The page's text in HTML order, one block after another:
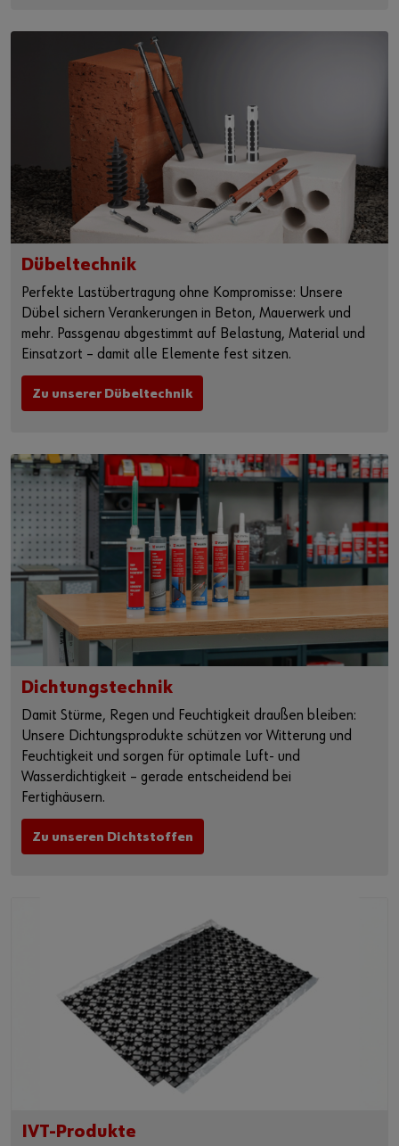
Dübeltechnik
Perfekte Lastübertragung ohne Kompromisse: Unsere
Dübel sichern Verankerungen in Beton, Mauerwerk und
mehr. Passgenau abgestimmt auf Belastung, Material und
Einsatzort – damit alle Elemente fest sitzen.
Zu unserer Dübeltechnik
Dichtungstechnik
Damit Stürme, Regen und Feuchtigkeit draußen bleiben:
Unsere Dichtungsprodukte schützen vor Witterung und
Feuchtigkeit und sorgen für optimale Luft- und
Wasserdichtigkeit – gerade entscheidend bei
Fertighäusern.
Zu unseren Dichtstoffen
IVT-Produkte